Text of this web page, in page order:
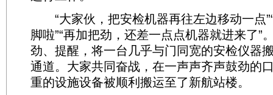
“大家伙，把安检机器再往左边移动一点
脚啦”“再加把劲，还差一点点机器就进来了”
劲、提醒，将一台几乎与门同宽的安检仪器
通道。大家共同奋战，在一声声齐声鼓劲的
重的设施设备被顺利搬运至了新航站楼。